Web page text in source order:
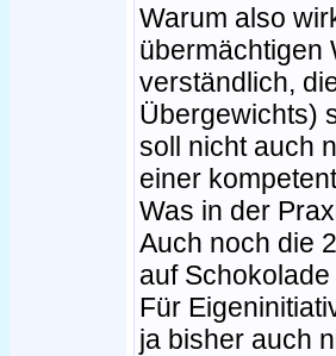
Warum also
übermächtigen
verständlich,
Übergewichts)
soll nicht auch
einer
Was in der
Auch noch die
auf
Für
ja bisher auch